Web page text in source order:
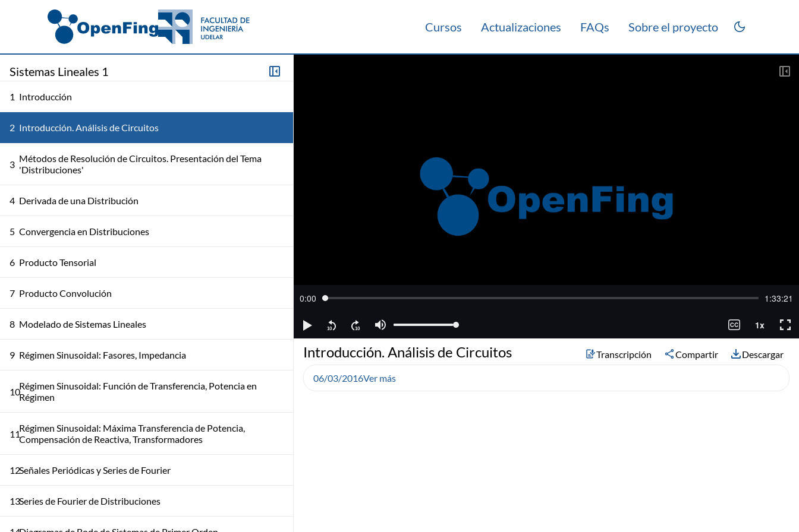
Cursos Actualizaciones FAQs Sobre el proyecto
Sistemas Lineales 1
1 Introducción
2 Introducción. Análisis de Circuitos
3 Métodos de Resolución de Circuitos. Presentación del Tema
'Distribuciones'
4 Derivada de una Distribución
5 Convergencia en Distribuciones
6 Producto Tensorial
7 Producto Convolución
8 Modelado de Sistemas Lineales
9 Régimen Sinusoidal: Fasores, Impedancia
10Régimen Sinusoidal: Función de Transferencia, Potencia en
Régimen
11Régimen Sinusoidal: Máxima Transferencia de Potencia,
Compensación de Reactiva, Transformadores
12Señales Periódicas y Series de Fourier
13Series de Fourier de Distribuciones
Introducción. Análisis de Circuitos Transcripción Compartir Descargar
06/03/2016Ver más